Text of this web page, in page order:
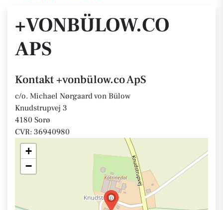
+VONBÜLOW.CO
APS
Kontakt +vonbülow.co ApS
c/o. Michael Nørgaard von Bülow
Knudstrupvej 3
4180 Sorø
CVR: 36940980
+
−